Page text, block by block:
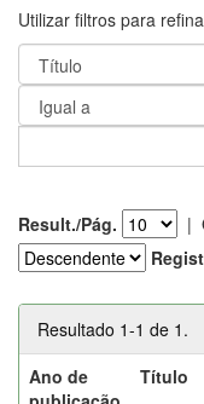
Utilizar filtros para
Result./Pág. |
Resultado 1-1 de 1.
Ano de
Título